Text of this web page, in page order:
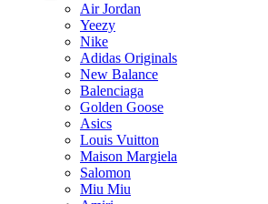
Air Jordan
Yeezy
Nike
Adidas Originals
New Balance
Balenciaga
Golden Goose
Asics
Louis Vuitton
Maison Margiela
Salomon
Miu Miu